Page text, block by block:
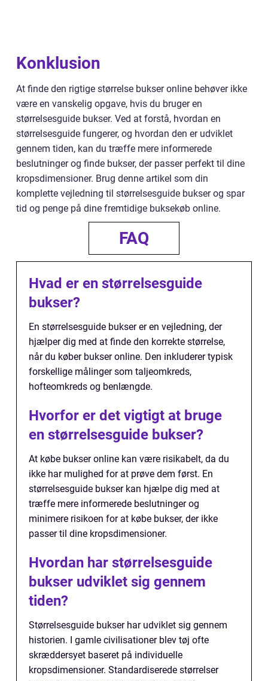
Konklusion
At finde den rigtige størrelse bukser online behøver ikke
være en vanskelig opgave, hvis du bruger en
størrelsesguide bukser. Ved at forstå, hvordan en
størrelsesguide fungerer, og hvordan den er udviklet
gennem tiden, kan du træffe mere informerede
beslutninger og finde bukser, der passer perfekt til dine
kropsdimensioner. Brug denne artikel som din
komplette vejledning til størrelsesguide bukser og spar
tid og penge på dine fremtidige buksekøb online.
FAQ
Hvad er en størrelsesguide
bukser?
En størrelsesguide bukser er en vejledning, der
hjælper dig med at finde den korrekte størrelse,
når du køber bukser online. Den inkluderer typisk
forskellige målinger som taljeomkreds,
hofteomkreds og benlængde.
Hvorfor er det vigtigt at bruge
en størrelsesguide bukser?
At købe bukser online kan være risikabelt, da du
ikke har mulighed for at prøve dem først. En
størrelsesguide bukser kan hjælpe dig med at
træffe mere informerede beslutninger og
minimere risikoen for at købe bukser, der ikke
passer til dine kropsdimensioner.
Hvordan har størrelsesguide
bukser udviklet sig gennem
tiden?
Størrelsesguide bukser har udviklet sig gennem
historien. I gamle civilisationer blev tøj ofte
skræddersyet baseret på individuelle
kropsdimensioner. Standardiserede størrelser